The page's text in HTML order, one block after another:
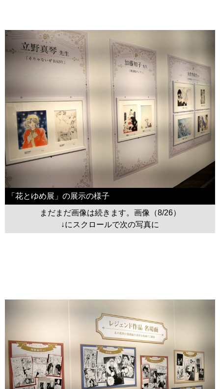
「花とゆめ展」の展示の様子
まだまだ画像は続きます。画像（8/26）
↓にスクロールで次の写真に